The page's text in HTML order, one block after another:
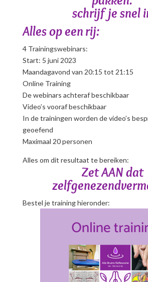
schrijf je snel
Alles op een rij:
4 Trainingswebinars:
Start: 5 juni 2023
Maandagavond van 20:15 tot 21:15
Online Training
De webinars achteraf beschikbaar
Video’s vooraf beschikbaar
In de trainingen worden de video’s
geoefend
Maximaal 20 personen
Alles om dit resultaat te bereiken:
Zet AAN dat
Bestel je training hieronder: